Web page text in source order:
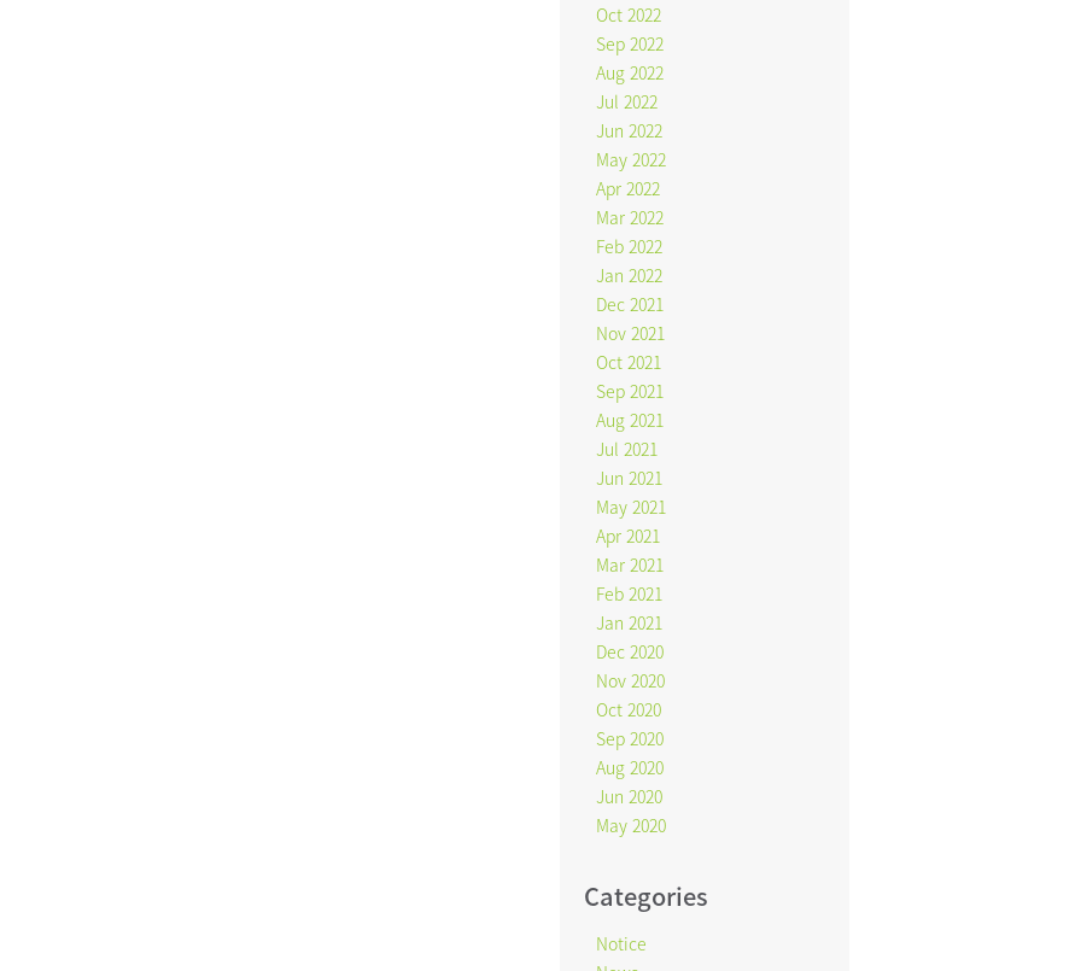
Oct 2022
Sep 2022
Aug 2022
Jul 2022
Jun 2022
May 2022
Apr 2022
Mar 2022
Feb 2022
Jan 2022
Dec 2021
Nov 2021
Oct 2021
Sep 2021
Aug 2021
Jul 2021
Jun 2021
May 2021
Apr 2021
Mar 2021
Feb 2021
Jan 2021
Dec 2020
Nov 2020
Oct 2020
Sep 2020
Aug 2020
Jun 2020
May 2020
Categories
Notice